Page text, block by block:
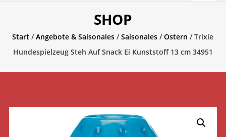
SHOP
Start /Angebote & Saisonales /Saisonales /Ostern / Trixie
Hundespielzeug Steh Auf Snack Ei Kunststoff 13 cm 34951